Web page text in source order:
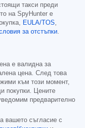
такси преди
на SpyHunter е
EULA/TOS,
за отстъпки.
е валидна за
цена. След това
към този момент,
покупки. Цените
предварително
вашето съгласие с